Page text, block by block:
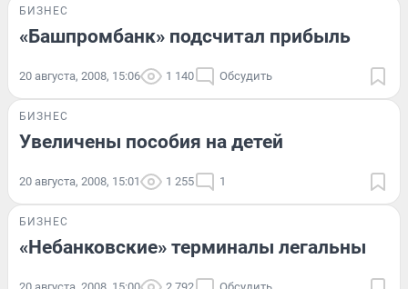
БИЗНЕС
«Башпромбанк» подсчитал прибыль
20 августа, 2008, 15:06 1 140 Обсудить
БИЗНЕС
Увеличены пособия на детей
20 августа, 2008, 15:01 1 255 1
БИЗНЕС
«Небанковские» терминалы легальны